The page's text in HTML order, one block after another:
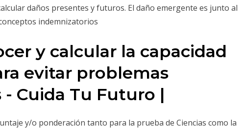
daños presentes y futuros. El daño emergente es junto al
indemnizatorios
y calcular la capacidad
evitar problemas
Cuida Tu Futuro |
y/o ponderación tanto para la prueba de Ciencias como la